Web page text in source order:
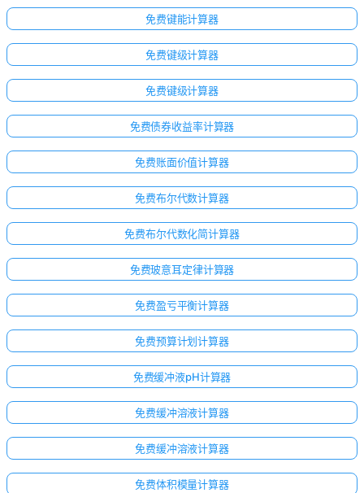
暂
免费键能计算器
免费键级计算器
免费键级计算器
免费债券收益率计算器
免费账面价值计算器
免费布尔代数计算器
免费布尔代数化简计算器
免费玻意耳定律计算器
免费盈亏平衡计算器
免费预算计划计算器
免费缓冲液pH计算器
免费缓冲溶液计算器
免费缓冲溶液计算器
免费体积模量计算器